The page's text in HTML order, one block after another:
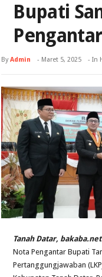
Bupati
ByAdmin - Maret 5, 2025 - In
Tanah Datar, bakaba.net
Nota Pengantar Bupati
Pertanggungjawaban